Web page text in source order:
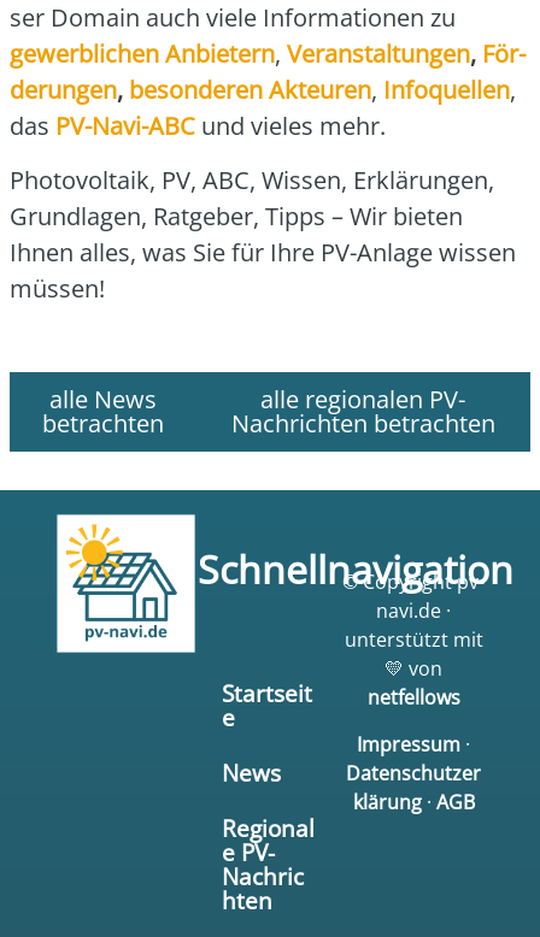
ser Domain auch vie­le Infor­ma­tio­nen zu
gewerb­li­chen Anbie­tern, Ver­an­stal­tun­gen, För­
de­run­gen, beson­de­ren Akteu­ren, Info­quel­len,
das PV-Navi-ABC und vie­les mehr.
Pho­to­vol­ta­ik, PV, ABC, Wis­sen, Erklä­run­gen,
Grund­la­gen, Rat­ge­ber, Tipps – Wir bie­ten
Ihnen alles, was Sie für Ihre PV-Anla­ge wis­sen
müs­sen!
alle News
betrachten
alle regionalen PV-
Nachrichten betrachten
Schnellnavigation
Startseit
e
News
Regional
e PV-
Nachric
hten
© Copyright pv-
navi.de ·
unterstützt mit
💛 von
netfellows
Impressum ·
Datenschutzer
klärung· AGB